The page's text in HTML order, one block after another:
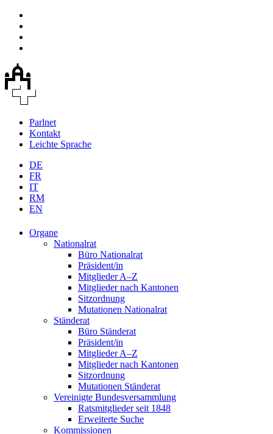
Parlnet
Kontakt
Leichte Sprache
DE
FR
IT
RM
EN
Organe
Nationalrat
Büro Nationalrat
Präsident/in
Mitglieder A–Z
Mitglieder nach Kantonen
Sitzordnung
Mutationen Nationalrat
Ständerat
Büro Ständerat
Präsident/in
Mitglieder A–Z
Mitglieder nach Kantonen
Sitzordnung
Mutationen Ständerat
Vereinigte Bundesversammlung
Ratsmitglieder seit 1848
Erweiterte Suche
Kommissionen